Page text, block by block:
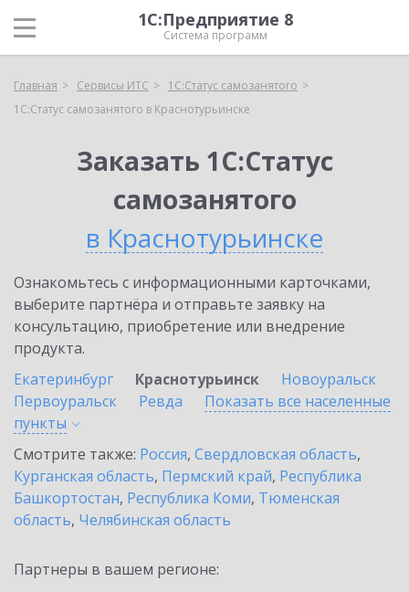
1С:Предприятие 8
Система программ
Главная Сервисы ИТС
1С:Статус самозанятого
1С:Статус самозанятого в Краснотурьинске
Заказать 1С:Статус
самозанятого
в Краснотурьинске
Ознакомьтесь с информационными карточками,
выберите партнёра и отправьте заявку на
консультацию, приобретение или внедрение
продукта.
Екатеринбург
Краснотурьинск
Новоуральск
Первоуральск
Ревда
Показать все населенные
пункты
Смотрите также: Россия, Свердловская область,
Курганская область, Пермский край, Республика
Башкортостан, Республика Коми, Тюменская
область, Челябинская область
Партнеры в вашем регионе: